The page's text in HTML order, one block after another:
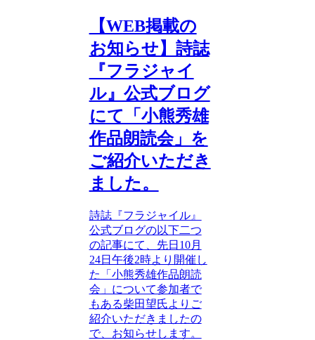
【WEB掲載の
お知らせ】詩誌
『フラジャイ
ル』公式ブログ
にて「小熊秀雄
作品朗読会」を
ご紹介いただき
ました。
詩誌『フラジャイル』
公式ブログの以下二つ
の記事にて、先日10月
24日午後2時より開催し
た「小熊秀雄作品朗読
会」について参加者で
もある柴田望氏よりご
紹介いただきましたの
で、お知らせします。